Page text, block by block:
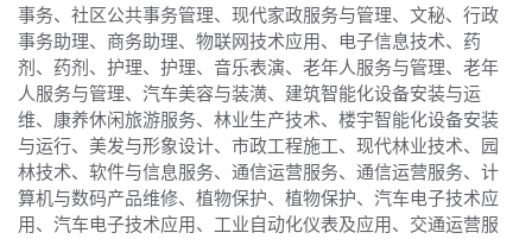
事务、社区公共事务管理、现代家政服务与管理、文秘、行政
事务助理、商务助理、物联网技术应用、电子信息技术、药
剂、药剂、护理、护理、音乐表演、老年人服务与管理、老年
人服务与管理、汽车美容与装潢、建筑智能化设备安装与运
维、康养休闲旅游服务、林业生产技术、楼宇智能化设备安装
与运行、美发与形象设计、市政工程施工、现代林业技术、园
林技术、软件与信息服务、通信运营服务、通信运营服务、计
算机与数码产品维修、植物保护、植物保护、汽车电子技术应
用、汽车电子技术应用、工业自动化仪表及应用、交通运营服